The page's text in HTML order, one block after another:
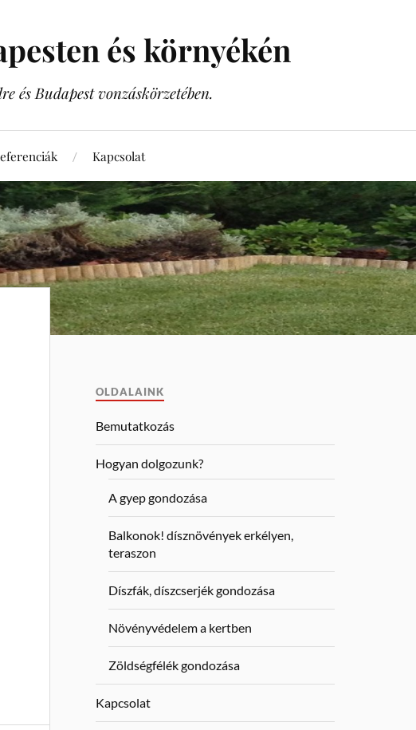
és környékén
és Budapest vonzáskörzetében.
Kapcsolat
OLDALAINK
Bemutatkozás
Hogyan dolgozunk?
A gyep gondozása
Balkonok! dísznövények erkélyen,
teraszon
Díszfák, díszcserjék gondozása
Növényvédelem a kertben
Zöldségfélék gondozása
Kapcsolat